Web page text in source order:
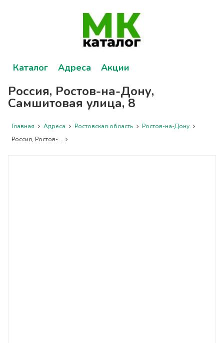
Каталог Адреса Акции
Россия, Ростов-на-Дону,
Самшитовая улица, 8
Главная Адреса Ростовская область
Ростов-на-Дону
Россия, Ростов-...